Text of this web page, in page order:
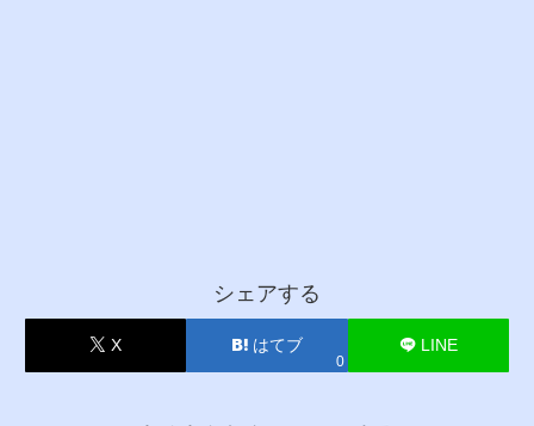
シェアする
X はてブ
0
LINE